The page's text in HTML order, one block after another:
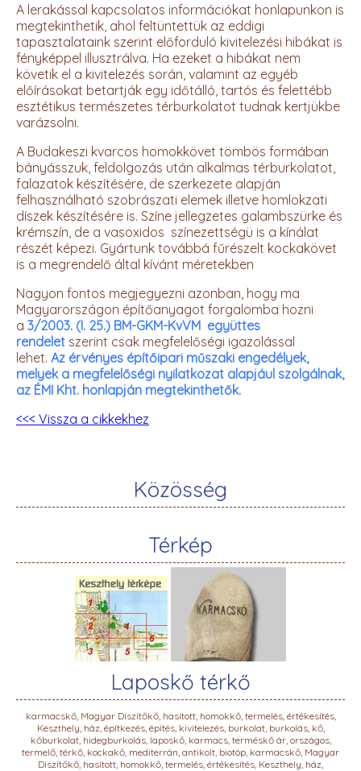
A lerakással kapcsolatos információkat honlapunkon is
megtekinthetik, ahol feltüntettük az eddigi
tapasztalataink szerint előforduló kivitelezési hibákat is
fényképpel illusztrálva. Ha ezeket a hibákat nem
követik el a kivitelezés során, valamint az egyéb
előírásokat betartják egy időtálló, tartós és felettébb
esztétikus természetes térburkolatot tudnak kertjükbe
varázsolni.
A Budakeszi kvarcos homokkövet tömbös formában
bányásszuk, feldolgozás után alkalmas térburkolatot,
falazatok készítésére, de szerkezete alapján
felhasználható szobrászati elemek illetve homlokzati
díszek készítésére is. Színe jellegzetes galambszürke és
krémszín, de a vasoxidos színezettségü is a kínálat
részét képezi. Gyártunk továbbá fűrészelt kockakövet
is a megrendelő által kívánt méretekben
Nagyon fontos megjegyezni azonban, hogy ma
Magyarországon építőanyagot forgalomba hozni
a 3/2003. (I. 25.) BM-GKM-KvVM együttes
rendelet szerint csak megfelelőségi igazolással
lehet. Az érvényes építőipari műszaki engedélyek,
melyek a megfelelőségi nyilatkozat alapjául szolgálnak,
az ÉMI Kht. honlapján megtekinthetők.
<<< Vissza a cikkekhez
Közösség
Térkép
Laposkő térkő
karmacskő, Magyar Díszítőkő, hasított, homokkő, termelés, értékesítés,
Keszthely, ház, építkezés, építés, kivitelezés, burkolat, burkolás, kő,
kőburkolat, hidegburkolás, laposkő, karmacs, terméskő ár, országos,
termelő, térkő, kockakő, mediterrán, antikolt, biotóp, karmacskő, Magyar
Díszítőkő, hasított, homokkő, termelés, értékesítés, Keszthely, ház,